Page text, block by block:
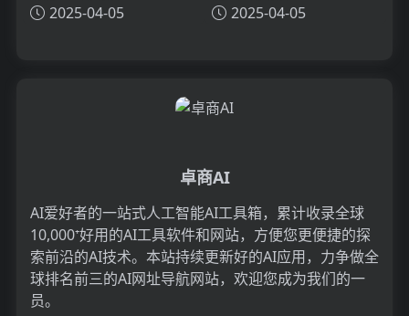
2025-04-05 2025-04-05
卓商AI
AI爱好者的一站式人工智能AI工具箱，累计收录全球
10,000⁺好用的AI工具软件和网站，方便您更便捷的探
索前沿的AI技术。本站持续更新好的AI应用，力争做全
球排名前三的AI网址导航网站，欢迎您成为我们的一
员。